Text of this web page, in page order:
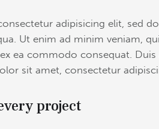
adipisicing elit, sed
Ut enim ad minim veniam,
ea commodo consequat.
sit amet, consectetur
project